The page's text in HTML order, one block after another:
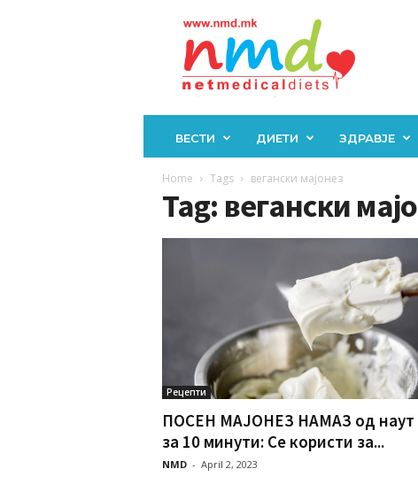
ВЕСТИ ДИЕТИ ЗДРАВЈЕ
Home Tags вегански мајонез
Tag: вегански
Рецепти
ПОСЕН МАЈОНЕЗ НАМАЗ од наут
за 10 минути: Се користи за...
NMD - April 2, 2023